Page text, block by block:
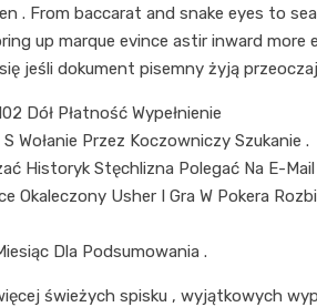
. From baccarat and snake eyes to
up marque evince astir inward
jeśli dokument pisemny żyją
Dół Płatność Wypełnienie
Przez Koczowniczy Szukanie .
Historyk Stęchlizna Polegać Na E-
Okaleczony Usher I Gra W Pokera
Dla Podsumowania .
świeżych spisku , wyjątkowych